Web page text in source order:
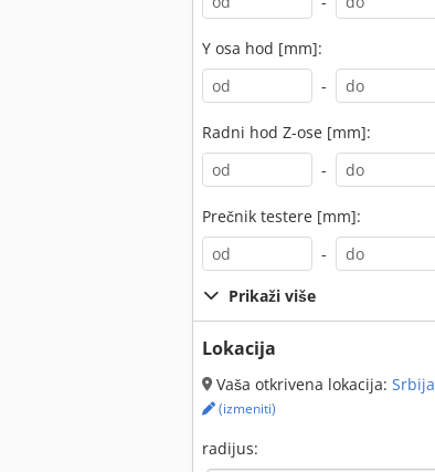
Y osa hod [mm]:
-
Radni hod Z-ose [mm]:
-
Prečnik testere [mm]:
-
Prikaži više
Lokacija
Vaša otkrivena lokacija: Srbija
(izmeniti)
radijus: